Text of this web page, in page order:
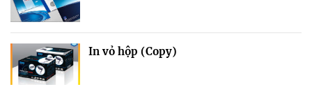
In vỏ hộp (Copy)